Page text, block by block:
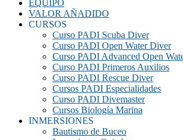
EQUIPO
VALOR AÑADIDO
CURSOS
Curso PADI Scuba Diver
Curso PADI Open Water Diver
Curso PADI Advanced Open
Curso PADI Primeros Auxilios
Curso PADI Rescue Diver
Cursos PADI Especialidades
Curso PADI Divemaster
Cursos Biología Marina
INMERSIONES
Bautismo de Buceo